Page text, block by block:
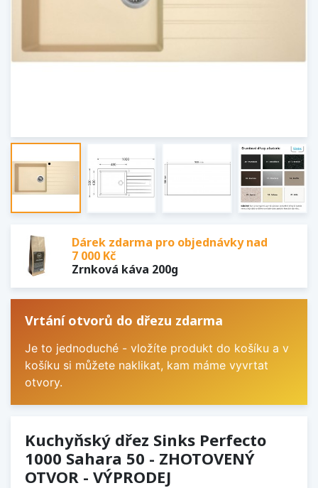
Dárek zdarma pro objednávky nad
7 000 Kč
Zrnková káva 200g
Vrtání otvorů do dřezu zdarma
Je to jednoduché - vložíte produkt do košíku a v
košíku si můžete naklikat, kam máme vyvrtat
otvory.
Kuchyňský dřez Sinks Perfecto
1000 Sahara 50 - ZHOTOVENÝ
OTVOR - VÝPRODEJ